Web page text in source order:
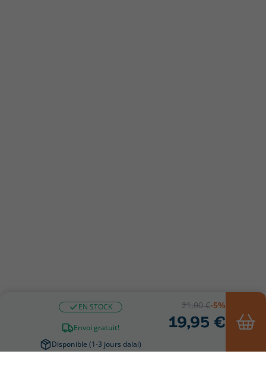
EN STOCK
Envoi gratuit!
Disponible (1-3 jours dalai)
21,00 €-5%
19,95 €